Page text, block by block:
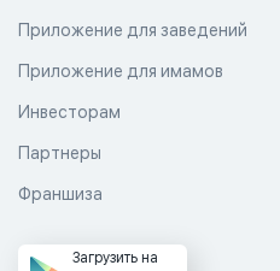
Приложение для заведений
Приложение для имамов
Инвесторам
Партнеры
Франшиза
Загрузить на